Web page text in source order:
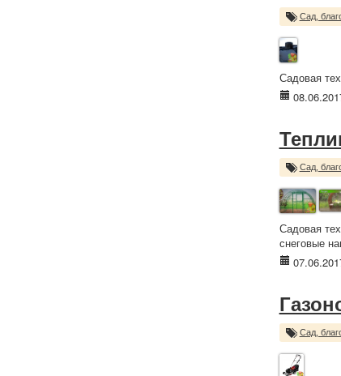
Сад,
Садовая
Сад,
Садовая
снеговые
Сад,